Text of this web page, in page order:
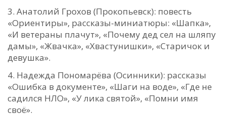
Анатолий Грохов (Прокопьевск): повесть
«Ориентиры», рассказы-миниатюры: «Шапка»,
«И ветераны плачут», «Почему дед сел на шляпу
дамы», «Жвачка», «Хвастунишки», «Старичок и
девушка».
Надежда Пономарёва (Осинники): рассказы
«Ошибка в документе», «Шаги на воде», «Где не
садился НЛО», «У лика святой», «Помни имя
своё».